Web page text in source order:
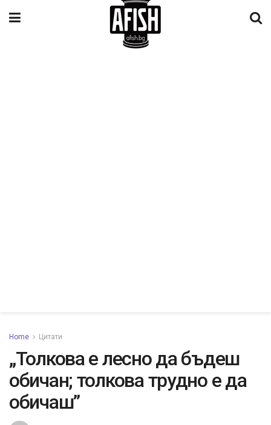
Home Цитати
„Толкова е лесно да бъдеш
обичан; толкова трудно е да
обичаш”